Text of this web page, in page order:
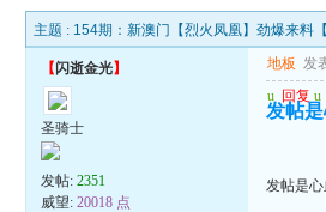
主题 : 154期：新澳门【烈火凤凰】劲爆来料
【闪逝金光】
圣骑士
发帖:2351
威望:20018 点
地板 发
u 回复 u
发帖
发帖是